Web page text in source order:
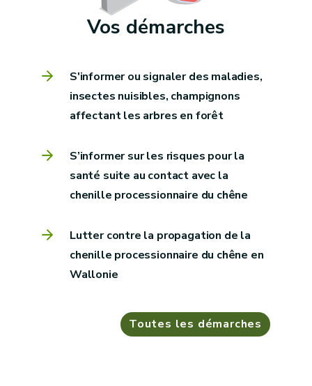
Vos démarches
S'informer ou signaler des maladies,
insectes nuisibles, champignons
affectant les arbres en forêt
S’informer sur les risques pour la
santé suite au contact avec la
chenille processionnaire du chêne
Lutter contre la propagation de la
chenille processionnaire du chêne en
Wallonie
Toutes les démarches